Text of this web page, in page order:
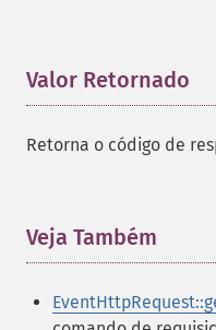
Valor Retornado
Retorna o código de
Veja Também